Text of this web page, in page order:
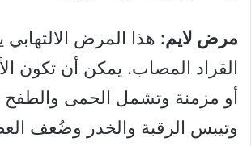
مرض لايم: هذا المرض الالتهابي
القراد المصاب. يمكن أن تكون
أو مزمنة وتشمل الحمى والطفح
وتيبس الرقبة والخدر وضُعف